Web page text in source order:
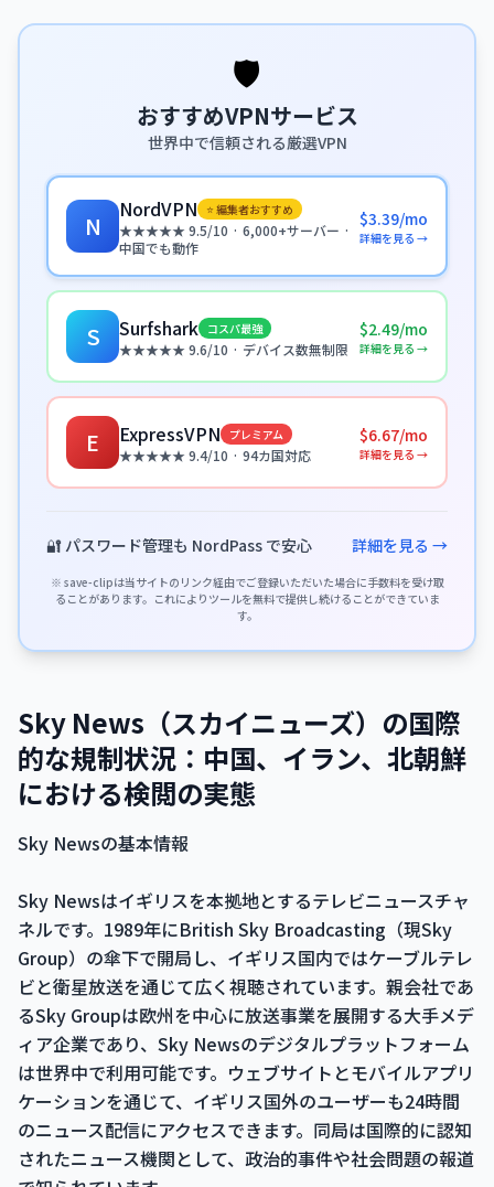
🛡️
おすすめVPNサービス
世界中で信頼される厳選VPN
N
NordVPN ⭐ 編集者おすすめ
★★★★★ 9.5/10 · 6,000+サーバー ·
中国でも動作
$3.39/mo
詳細を見る →
S Surfshark コスパ最強
★★★★★ 9.6/10 · デバイス数無制限
$2.49/mo
詳細を見る →
E ExpressVPN プレミアム
★★★★★ 9.4/10 · 94カ国対応
$6.67/mo
詳細を見る →
🔐 パスワード管理も NordPass で安心 詳細を見る →
※ save-clipは当サイトのリンク経由でご登録いただいた場合に手数料を受け取
ることがあります。これによりツールを無料で提供し続けることができていま
す。
Sky News（スカイニューズ）の国際
的な規制状況：中国、イラン、北朝鮮
における検閲の実態
Sky Newsの基本情報
Sky Newsはイギリスを本拠地とするテレビニュースチャ
ネルです。1989年にBritish Sky Broadcasting（現Sky
Group）の傘下で開局し、イギリス国内ではケーブルテレ
ビと衛星放送を通じて広く視聴されています。親会社であ
るSky Groupは欧州を中心に放送事業を展開する大手メデ
ィア企業であり、Sky Newsのデジタルプラットフォーム
は世界中で利用可能です。ウェブサイトとモバイルアプリ
ケーションを通じて、イギリス国外のユーザーも24時間
のニュース配信にアクセスできます。同局は国際的に認知
されたニュース機関として、政治的事件や社会問題の報道